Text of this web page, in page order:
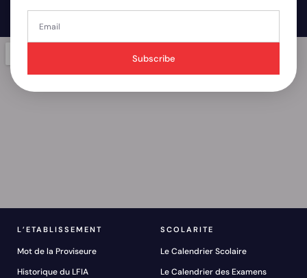
Subscribe
L’ETABLISSEMENT
Mot de la Proviseure
Historique du LFIA
SCOLARITE
Le Calendrier Scolaire
Le Calendrier des Examens